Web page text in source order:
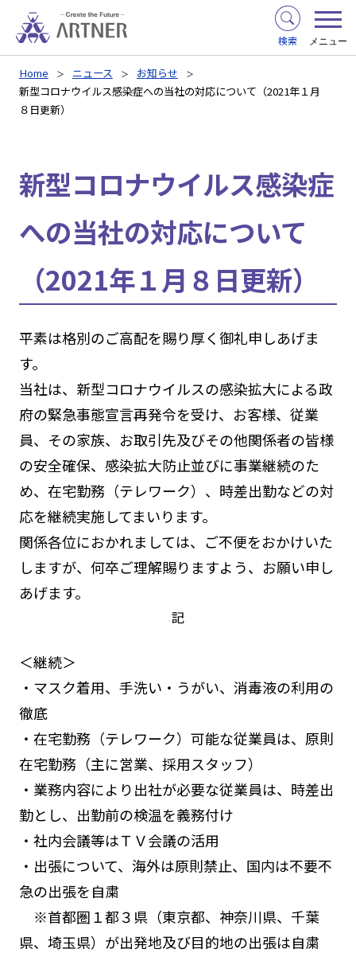
検索 メニュー
Home ニュース
お知らせ
新型コロナウイルス感染症への当社の対応について（2021年１月
８日更新）
新型コロナウイルス感染症
への当社の対応について
（2021年１月８日更新）
平素は格別のご高配を賜り厚く御礼申しあげま
す。
当社は、新型コロナウイルスの感染拡大による政
府の緊急事態宣言再発令を受け、お客様、従業
員、その家族、お取引先及びその他関係者の皆様
の安全確保、感染拡大防止並びに事業継続のた
め、在宅勤務（テレワーク）、時差出勤などの対
応を継続実施してまいります。
関係各位におかれましては、ご不便をおかけいた
しますが、何卒ご理解賜りますよう、お願い申し
あげます。
記
＜継続＞
・マスク着用、手洗い・うがい、消毒液の利用の
徹底
・在宅勤務（テレワーク）可能な従業員は、原則
在宅勤務（主に営業、採用スタッフ）
・業務内容により出社が必要な従業員は、時差出
勤とし、出勤前の検温を義務付け
・社内会議等はＴＶ会議の活用
・出張について、海外は原則禁止、国内は不要不
急の出張を自粛
※首都圏１都３県（東京都、神奈川県、千葉
県、埼玉県）が出発地及び目的地の出張は自粛